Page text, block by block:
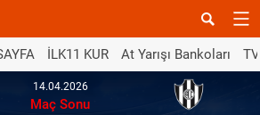
İLK11 KUR At Yarışı Bankoları
14.04.2026
Maç Sonu